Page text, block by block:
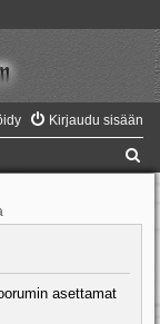
Kirjaudu sisään
asettamat